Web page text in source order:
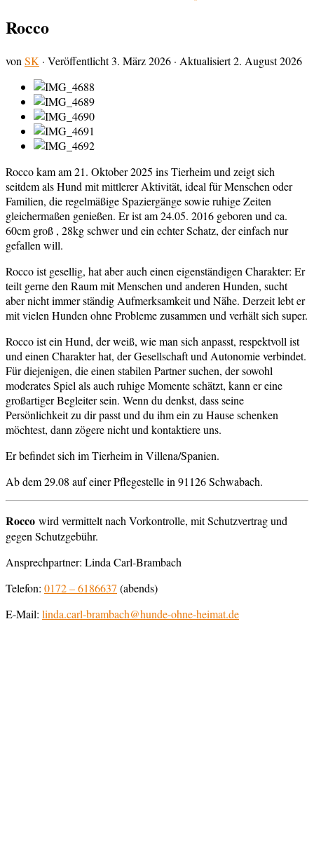
Rocco
von SK · Veröffentlicht3. März 2026 · Aktualisiert2. August 2026
Rocco kam am 21. Oktober 2025 ins Tierheim und zeigt sich
seitdem als Hund mit mittlerer Aktivität, ideal für Menschen oder
Familien, die regelmäßige Spaziergänge sowie ruhige Zeiten
gleichermaßen genießen. Er ist am 24.05. 2016 geboren und ca.
60cm groß , 28kg schwer und ein echter Schatz, der einfach nur
gefallen will.
Rocco ist gesellig, hat aber auch einen eigenständigen Charakter: Er
teilt gerne den Raum mit Menschen und anderen Hunden, sucht
aber nicht immer ständig Aufmerksamkeit und Nähe. Derzeit lebt er
mit vielen Hunden ohne Probleme zusammen und verhält sich super.
Rocco ist ein Hund, der weiß, wie man sich anpasst, respektvoll ist
und einen Charakter hat, der Gesellschaft und Autonomie verbindet.
Für diejenigen, die einen stabilen Partner suchen, der sowohl
moderates Spiel als auch ruhige Momente schätzt, kann er eine
großartiger Begleiter sein. Wenn du denkst, dass seine
Persönlichkeit zu dir passt und du ihm ein zu Hause schenken
möchtest, dann zögere nicht und kontaktiere uns.
Er befindet sich im Tierheim in Villena/Spanien.
Ab dem 29.08 auf einer Pflegestelle in 91126 Schwabach.
Rocco wird vermittelt nach Vorkontrolle, mit Schutzvertrag und
gegen Schutzgebühr.
Ansprechpartner: Linda Carl-Brambach
Telefon: 0172 – 6186637 (abends)
E-Mail: linda.carl-brambach@hunde-ohne-heimat.de